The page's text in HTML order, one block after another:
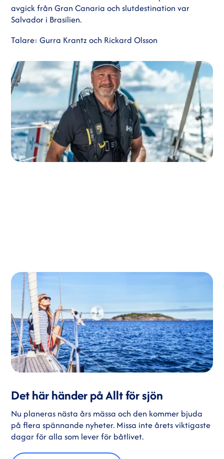
avgick från Gran Canaria och slutdestination var
Salvador i Brasilien.
Talare: Gurra Krantz och Rickard Olsson
Det här händer på Allt för sjön
Nu planeras nästa års mässa och den kommer bjuda
på flera spännande nyheter. Missa inte årets viktigaste
dagar för alla som lever för båtlivet.